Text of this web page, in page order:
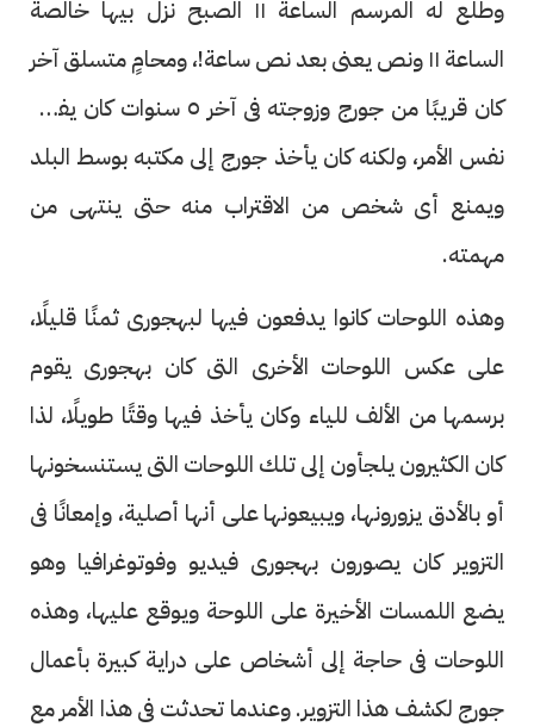
وطلع له المرسم الساعة ١١ الصبح نزل بيها خالصة
الساعة ١١ ونص يعنى بعد نص ساعة!، ومحامٍ متسلق آخر
كان قريبًا من جورج وزوجته فى آخر ٥ سنوات كان يفعل
نفس الأمر، ولكنه كان يأخذ جورج إلى مكتبه بوسط البلد
ويمنع أى شخص من الاقتراب منه حتى ينتهى من
مهمته.
وهذه اللوحات كانوا يدفعون فيها لبهجورى ثمنًا قليلًا،
على عكس اللوحات الأخرى التى كان بهجورى يقوم
برسمها من الألف للياء وكان يأخذ فيها وقتًا طويلًا، لذا
كان الكثيرون يلجأون إلى تلك اللوحات التى يستنسخونها
أو بالأدق يزورونها، ويبيعونها على أنها أصلية، وإمعانًا فى
التزوير كان يصورون بهجورى فيديو وفوتوغرافيا وهو
يضع اللمسات الأخيرة على اللوحة ويوقع عليها، وهذه
اللوحات فى حاجة إلى أشخاص على دراية كبيرة بأعمال
جورج لكشف هذا التزوير. وعندما تحدثت فى هذا الأمر مع